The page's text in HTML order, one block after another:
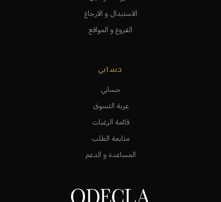
الاستبدال و الارجاع
الفروع و المواقع
حسابي
حسابي
عربة التسوق
قائمة الرغبات
متابعة الطلب
المساعدة و الدعم